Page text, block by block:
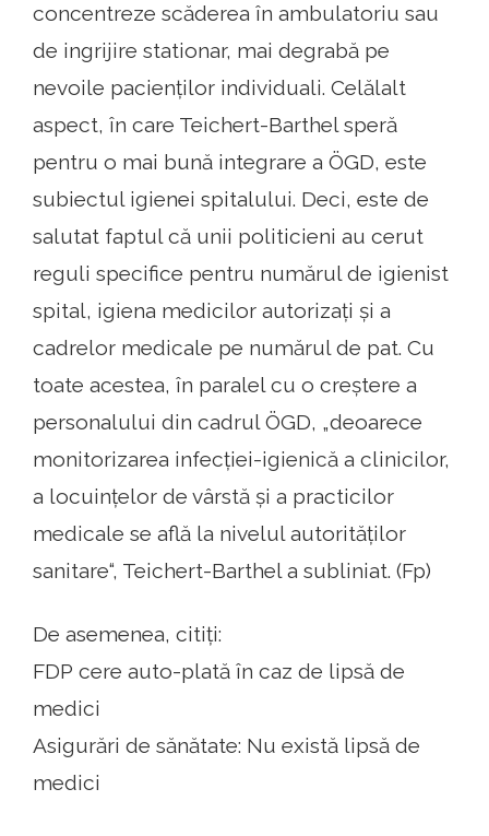
concentreze scăderea în ambulatoriu sau
de ingrijire stationar, mai degrabă pe
nevoile pacienților individuali. Celălalt
aspect, în care Teichert-Barthel speră
pentru o mai bună integrare a ÖGD, este
subiectul igienei spitalului. Deci, este de
salutat faptul că unii politicieni au cerut
reguli specifice pentru numărul de igienist
spital, igiena medicilor autorizați și a
cadrelor medicale pe numărul de pat. Cu
toate acestea, în paralel cu o creștere a
personalului din cadrul ÖGD, „deoarece
monitorizarea infecției-igienică a clinicilor,
a locuințelor de vârstă și a practicilor
medicale se află la nivelul autorităților
sanitare“, Teichert-Barthel a subliniat. (Fp)
De asemenea, citiți:
FDP cere auto-plată în caz de lipsă de
medici
Asigurări de sănătate: Nu există lipsă de
medici